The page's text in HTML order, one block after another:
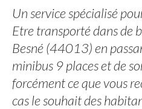
Un service spécialisé
Etre transporté dans de
Besné (44013) en
minibus 9 places et de
forcément ce que vous
cas le souhait des